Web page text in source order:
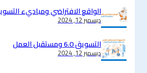
الواقع الافتراضي ومباديء
ديسمبر 12, 2024
التسويق 6.0 ومستقبل العمل
ديسمبر 12, 2024